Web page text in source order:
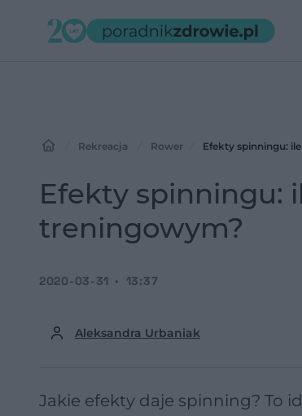
Rekreacja Rower Efekty spinningu:
Efekty spinningu:
treningowym?
Aleksandra Urbaniak
2020-03-31 13:37
Jakie efekty daje spinning? To